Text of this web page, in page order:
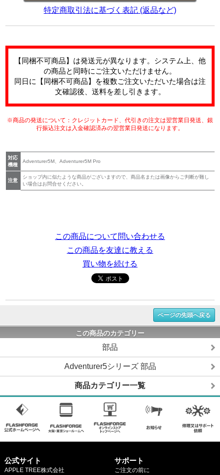
特定商取引法に基づく表記 (返品など)
【同梱不可商品】は発送元が異なります。システム上、他
の商品と同時にご注文いただけません。
同日に【同梱不可商品】を複数ご注文いただいた場合は注
文確認後、送料を差し引きます。
※商品の発送について：クレジットカード、代引きの注文は翌営業日発送、銀
行振込注文は入金確認済みの翌営業日発送になります。
対応
機種
Adventurer5M、Adventurer5M Pro
注意
ショップ内に似たような商品がございますので、商品名または画像からご判断が難し
い場合はお問合せください。
この商品について問い合わせる
この商品を友達に教える
買い物を続ける
ページの先頭へ戻る
この商品のカテゴリー
部品
Adventurer5シリーズ 部品
商品カテゴリー一覧
公式サイト
APPLE TREE株式会社
サポート
ご注文の前に